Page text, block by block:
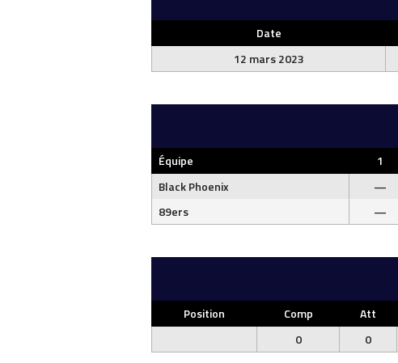
Date
12 mars 2023
Équipe 1
Black Phoenix
—
89ers
—
Position Comp Att
0
0